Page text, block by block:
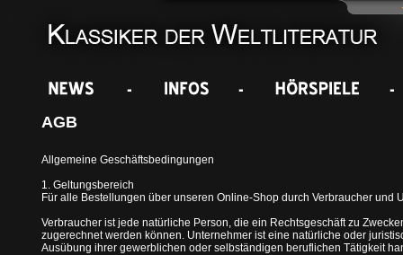
AGB
Allgemeine Geschäftsbedingungen
1. Geltungsbereich
Für alle Bestellungen über unseren Online-Shop durch Verbraucher und
Verbraucher ist jede natürliche Person, die ein Rechtsgeschäft zu
zugerechnet werden können. Unternehmer ist eine natürliche oder
Ausübung ihrer gewerblichen oder selbständigen beruflichen Tätigkeit